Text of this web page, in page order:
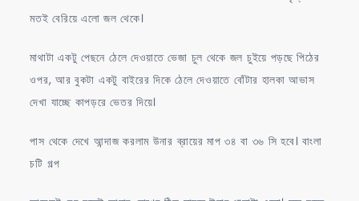
মতই বেরিয়ে এলো জল থেকে।
মাথাটা একটু পেছনে ঠেলে দেওয়াতে ভেজা চুল থেকে জল চুইয়ে পড়ছে পিঠের
ওপর, আর বুকটা একটু বাইরের দিকে ঠেলে দেওয়াতে বোঁটার হালকা আভাস
দেখা যাচ্ছে কাপড়রে ভেতর দিয়ে।
পাস থেকে দেখে আন্দাজ করলাম উনার ব্রায়ের মাপ ৩৪ বা ৩৬ সি হবে। বাংলা
চটি গল্প